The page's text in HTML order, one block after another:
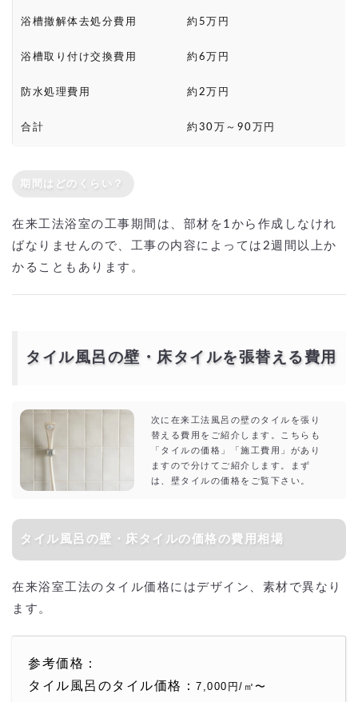
浴槽撤解体去処分費用 約5万円
浴槽取り付け交換費用 約6万円
防水処理費用 約2万円
合計 約30万～90万円
期間はどのくらい？
在来工法浴室の工事期間は、部材を1から作成しなけれ
ばなりませんので、工事の内容によっては2週間以上か
かることもあります。
タイル風呂の壁・床タイルを張替える費用
次に在来工法風呂の壁のタイルを張り
替える費用をご紹介します。こちらも
「タイルの価格」「施工費用」があり
ますので分けてご紹介します。まず
は、壁タイルの価格をご覧下さい。
タイル風呂の壁・床タイルの価格の費用相場
在来浴室工法のタイル価格にはデザイン、素材で異なり
ます。
参考価格：
タイル風呂のタイル価格： 7,000円/㎡〜